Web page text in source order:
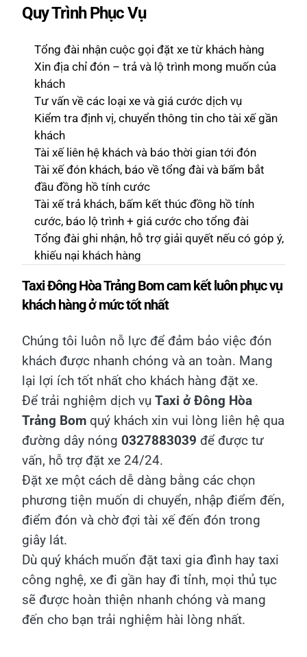
Quy Trình Phục Vụ
Tổng đài nhận cuộc gọi đặt xe từ khách hàng
Xin địa chỉ đón – trả và lộ trình mong muốn của
khách
Tư vấn về các loại xe và giá cước dịch vụ
Kiểm tra định vị, chuyển thông tin cho tài xế gần
khách
Tài xế liên hệ khách và báo thời gian tới đón
Tài xế đón khách, báo về tổng đài và bấm bắt
đầu đồng hồ tính cước
Tài xế trả khách, bấm kết thúc đồng hồ tính
cước, báo lộ trình + giá cước cho tổng đài
Tổng đài ghi nhận, hỗ trợ giải quyết nếu có góp ý,
khiếu nại khách hàng
Taxi Đông Hòa Trảng Bom cam kết luôn phục vụ
khách hàng ở mức tốt nhất
Chúng tôi luôn nỗ lực để đảm bảo việc đón
khách được nhanh chóng và an toàn. Mang
lại lợi ích tốt nhất cho khách hàng đặt xe.
Để trải nghiệm dịch vụ Taxi ở Đông Hòa
Trảng Bom quý khách xin vui lòng liên hệ qua
đường dây nóng 0327883039 để được tư
vấn, hỗ trợ đặt xe 24/24.
Đặt xe một cách dễ dàng bằng các chọn
phương tiện muốn di chuyển, nhập điểm đến,
điểm đón và chờ đợi tài xế đến đón trong
giây lát.
Dù quý khách muốn đặt taxi gia đình hay taxi
công nghệ, xe đi gần hay đi tỉnh, mọi thủ tục
sẽ được hoàn thiện nhanh chóng và mang
đến cho bạn trải nghiệm hài lòng nhất.